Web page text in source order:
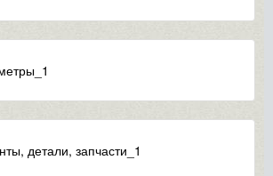
детали, запчасти_1